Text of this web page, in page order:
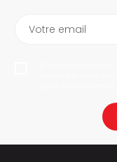
Votre email